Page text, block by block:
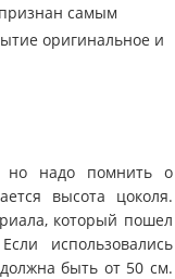
самым
оригинальное и
но надо помнить о
высота цоколя.
который пошел
использовались
быть от 50 см.